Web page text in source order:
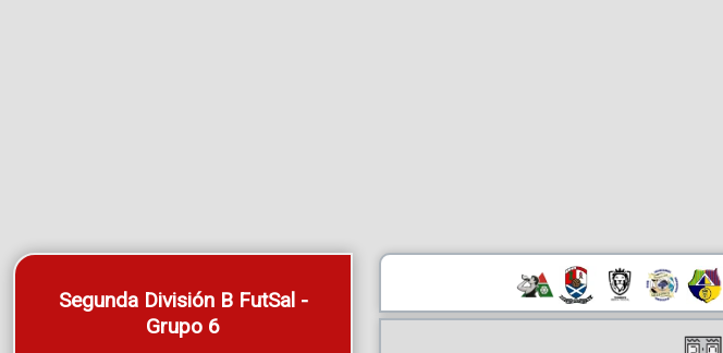
Segunda División B FutSal -
Grupo 6